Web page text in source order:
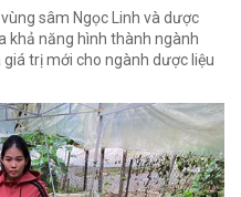
sâm Ngọc Linh và dược
khả năng hình thành ngành
trị mới cho ngành dược liệu